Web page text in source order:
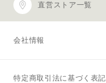
直営ストア一覧
会社情報
特定商取引法に基づく表記